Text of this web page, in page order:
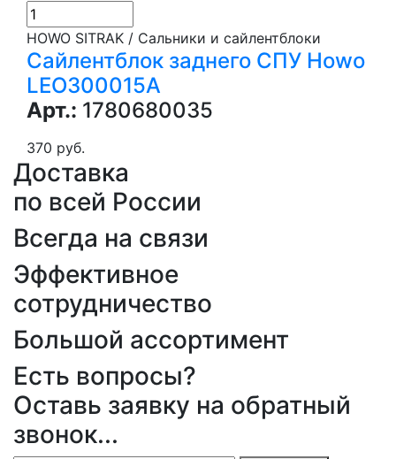
HOWO SITRAK / Сальники и сайлентблоки
Сайлентблок заднего СПУ Howo
LEO300015A
Арт.: 1780680035
370 руб.
Доставка
по всей России
Всегда на связи
Эффективное
сотрудничество
Большой ассортимент
Есть вопросы?
Оставь заявку на обратный
звонок...